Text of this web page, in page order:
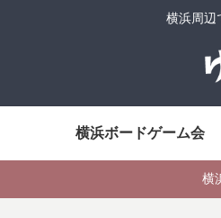
横浜周辺
横浜ボードゲーム会
横